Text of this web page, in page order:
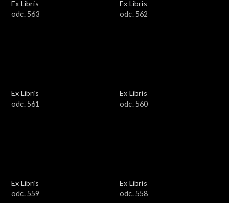
Ex Libris
odc. 563
Ex Libris
odc. 562
Ex Libris
odc. 561
Ex Libris
odc. 560
Ex Libris
odc. 559
Ex Libris
odc. 558